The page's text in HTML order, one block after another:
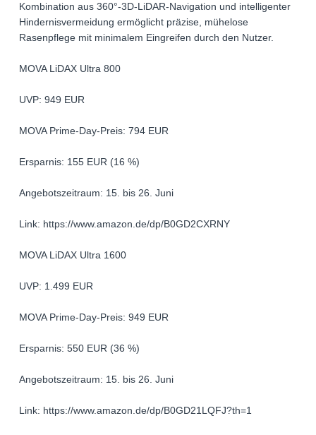
Kombination aus 360°-3D-LiDAR-Navigation und intelligenter
Hindernisvermeidung ermöglicht präzise, mühelose
Rasenpflege mit minimalem Eingreifen durch den Nutzer.
MOVA LiDAX Ultra 800
UVP: 949 EUR
MOVA Prime-Day-Preis: 794 EUR
Ersparnis: 155 EUR (16 %)
Angebotszeitraum: 15. bis 26. Juni
Link: https://www.amazon.de/dp/B0GD2CXRNY
MOVA LiDAX Ultra 1600
UVP: 1.499 EUR
MOVA Prime-Day-Preis: 949 EUR
Ersparnis: 550 EUR (36 %)
Angebotszeitraum: 15. bis 26. Juni
Link: https://www.amazon.de/dp/B0GD21LQFJ?th=1